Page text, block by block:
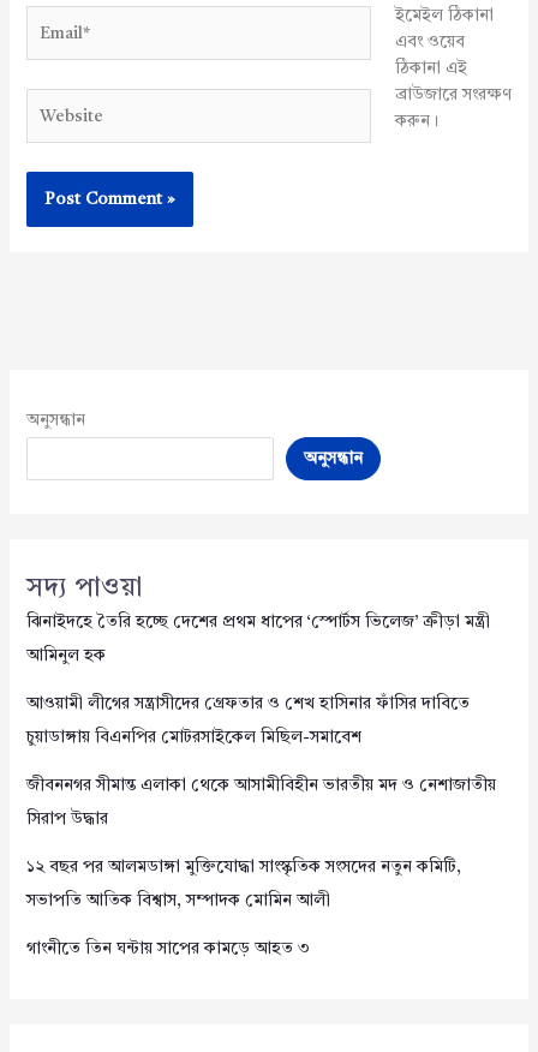
ইমেইল ঠিকানা
এবং ওয়েব
ঠিকানা এই
ব্রাউজারে সংরক্ষণ
করুন।
অনুসন্ধান
অনুসন্ধান
সদ্য পাওয়া
ঝিনাইদহে তৈরি হচ্ছে দেশের প্রথম ধাপের ‘স্পোর্টস ভিলেজ’ ক্রীড়া মন্ত্রী
আমিনুল হক
আওয়ামী লীগের সন্ত্রাসীদের গ্রেফতার ও শেখ হাসিনার ফাঁসির দাবিতে
চুয়াডাঙ্গায় বিএনপির মোটরসাইকেল মিছিল-সমাবেশ
জীবননগর সীমান্ত এলাকা থেকে আসামীবিহীন ভারতীয় মদ ও নেশাজাতীয়
সিরাপ উদ্ধার
১২ বছর পর আলমডাঙ্গা মুক্তিযোদ্ধা সাংস্কৃতিক সংসদের নতুন কমিটি,
সভাপতি আতিক বিশ্বাস, সম্পাদক মোমিন আলী
গাংনীতে তিন ঘন্টায় সাপের কামড়ে আহত ৩